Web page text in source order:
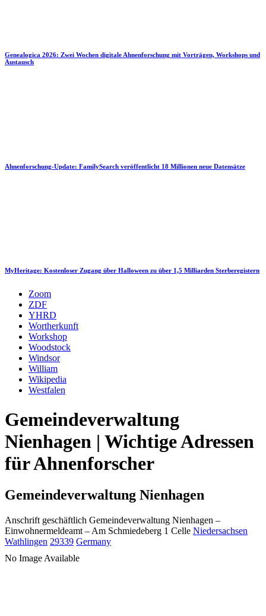
Genealogica 2026: Zwei Wochen digitale Ahnenforschung mit Vorträgen, Workshops und
Austausch
Ahnenforschung-Update: FamilySearch veröffentlicht 18 Millionen neue Datensätze
MyHeritage: Kostenloser Zugang über Halloween zu über 1,5 Milliarden Sterberegistern
Zoom
ZDF
YHRD
Wortherkunft
Workshop
Woodstock
Windsor
William
Wikipedia
Westfalen
Gemeindeverwaltung
Nienhagen | Wichtige Adressen
für Ahnenforscher
Gemeindeverwaltung Nienhagen
Anschrift geschäftlich Gemeindeverwaltung Nienhagen –
Einwohnermeldeamt – Am Schmiedeberg 1 Celle Niedersachsen
Wathlingen 29339 Germany
No Image Available